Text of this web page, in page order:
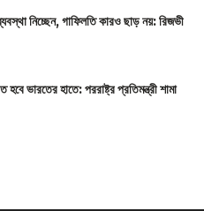
নিচ্ছেন, গাফিলতি কারও ছাড় নয়: রিজভী
হবে ভারতের হাতে: পররাষ্ট্র প্রতিমন্ত্রী শামা